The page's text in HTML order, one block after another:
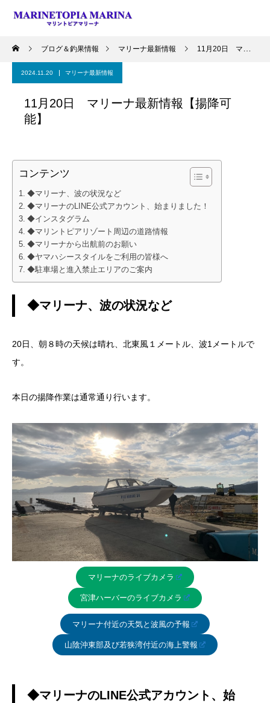
ブログ＆釣果情報 マリーナ最新情報 11月20日 マリーナ最新情報【揚降可能】
2024.11.20 マリーナ最新情報
11月20日 マリーナ最新情報【揚降可
能】
コンテンツ
◆マリーナ、波の状況など
◆マリーナのLINE公式アカウント、始まりました！
◆インスタグラム
◆マリントピアリゾート周辺の道路情報
◆マリーナから出航前のお願い
◆ヤマハシースタイルをご利用の皆様へ
◆駐車場と進入禁止エリアのご案内
◆マリーナ、波の状況など
20日、朝８時の天候は晴れ、北東風１メートル、波1メートルで
す。
本日の揚降作業は通常通り行います。
マリーナのライブカメラ
宮津ハーバーのライブカメラ
マリーナ付近の天気と波風の予報
山陰沖東部及び若狭湾付近の海上警報
◆マリーナのLINE公式アカウント、始